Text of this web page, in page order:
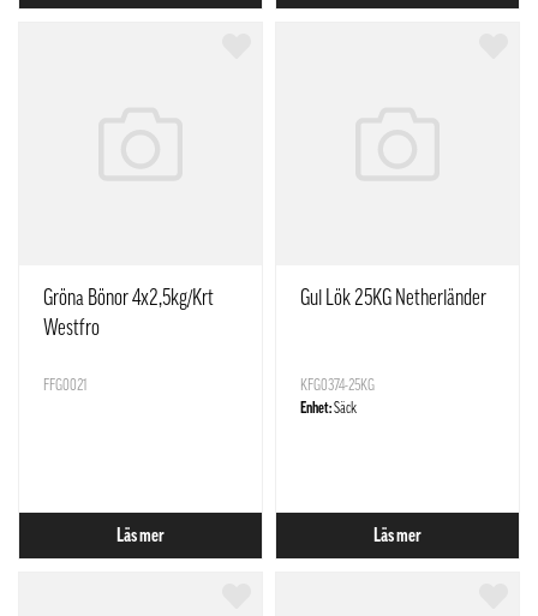
Gröna Bönor 4x2,5kg/Krt
Westfro
FFG0021
Läs mer
Gul Lök 25KG Netherländer
KFG0374-25KG
Enhet:Säck
Läs mer